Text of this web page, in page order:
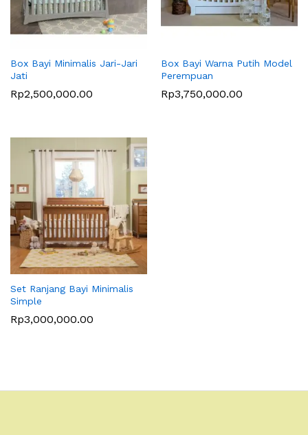
Box Bayi Minimalis Jari-Jari
Jati
Rp2,500,000.00
Box Bayi Warna Putih Model
Perempuan
Rp3,750,000.00
Set Ranjang Bayi Minimalis
Simple
Rp3,000,000.00